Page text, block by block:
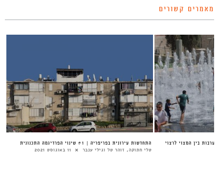
מאמרים קשורים
התחדשות עירונית בפריפריה | #1 שינוי הפרדיגמה התכנונית
טלי חתוקה, זוהר טל וגילי ענבר 11 באוגוסט 2021
בין המצוי לרצוי